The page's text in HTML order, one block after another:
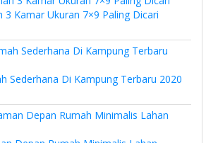
3 Kamar Ukuran 7×9 Paling Dicari
Sederhana Di Kampung Terbaru 2020